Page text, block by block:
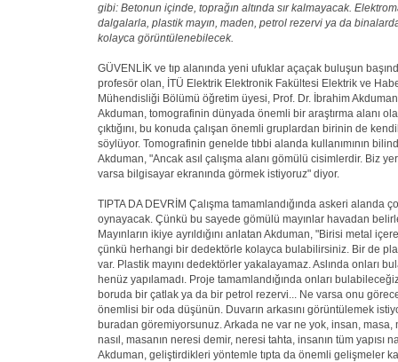
gibi: Betonun içinde, toprağın altında sır kalmayacak.
dalgalarla, plastik mayın, maden, petrol rezervi ya da
kolayca görüntülenebilecek.
GÜVENLİK ve tıp alanında yeni ufuklar açaçak buluşun
profesör olan, İTÜ Elektrik Elektronik Fakültesi Elektrik ve
Mühendisliği Bölümü öğretim üyesi, Prof. Dr. İbrahim
Akduman, tomografinin dünyada önemli bir araştırma alanı
çıktığını, bu konuda çalışan önemli gruplardan birinin de
söylüyor. Tomografinin genelde tıbbi alanda kullanımının
Akduman, "Ancak asıl çalışma alanı gömülü cisimlerdir. Biz
varsa bilgisayar ekranında görmek istiyoruz" diyor.
TIPTA DA DEVRİM Çalışma tamamlandığında askeri alanda
oynayacak. Çünkü bu sayede gömülü mayınlar havadan
Mayınların ikiye ayrıldığını anlatan Akduman, "Birisi metal
çünkü herhangi bir dedektörle kolayca bulabilirsiniz. Bir de
var. Plastik mayını dedektörler yakalayamaz. Aslında onları
henüz yapılamadı. Proje tamamlandığında onları
boruda bir çatlak ya da bir petrol rezervi... Ne varsa onu
önemlisi bir oda düşünün. Duvarın arkasını görüntülemek
buradan göremiyorsunuz. Arkada ne var ne yok, insan, masa,
nasıl, masanın neresi demir, neresi tahta, insanın tüm yapısı
Akduman, geliştirdikleri yöntemle tıpta da önemli gelişmeler